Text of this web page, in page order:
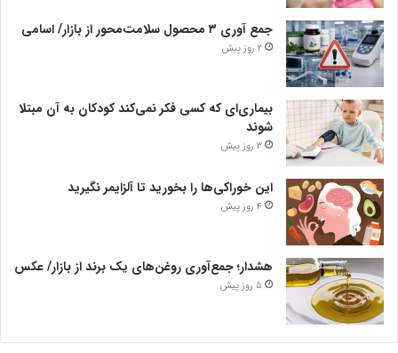
جمع آوری ۳ محصول سلامت‌محور از بازار/ اسامی
2 روز پیش
بیماری‌ای که کسی فکر نمی‌کند کودکان به آن مبتلا
شوند
3 روز پیش
این خوراکی‌ها را بخورید تا آلزایمر نگیرید
4 روز پیش
هشدار؛ جمع‌آوری روغن‌های یک برند از بازار/ عکس
5 روز پیش